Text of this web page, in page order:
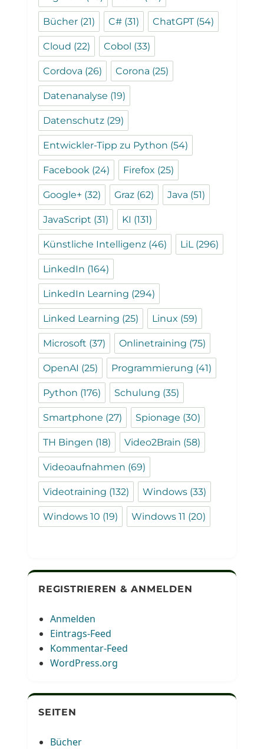
Bücher (21) C# (31) ChatGPT(54)
Cloud (22) Cobol (33)
Cordova (26) Corona (25)
Datenanalyse (19)
Datenschutz (29)
Entwickler-Tipp zu Python (54)
Facebook (24) Firefox (25)
Google+ (32) Graz (62) Java (51)
JavaScript (31) KI (131)
Künstliche Intelligenz (46) LiL(296)
LinkedIn (164)
LinkedIn Learning (294)
Linked Learning (25) Linux (59)
Microsoft (37) Onlinetraining (75)
OpenAI (25) Programmierung (41)
Python (176) Schulung (35)
Smartphone (27) Spionage (30)
TH Bingen (18) Video2Brain (58)
Videoaufnahmen (69)
Videotraining (132) Windows (33)
Windows 10 (19) Windows 11 (20)
REGISTRIEREN & ANMELDEN
Anmelden
Eintrags-Feed
Kommentar-Feed
WordPress.org
SEITEN
Bücher